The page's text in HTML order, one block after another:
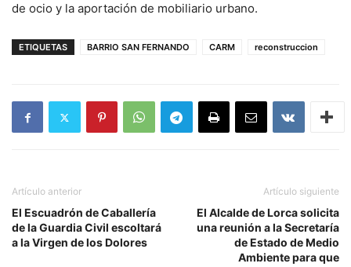
de ocio y la aportación de mobiliario urbano.
ETIQUETAS BARRIO SAN FERNANDO CARM reconstruccion
Artículo anterior
El Escuadrón de Caballería
de la Guardia Civil escoltará
a la Virgen de los Dolores
Artículo siguiente
El Alcalde de Lorca solicita
una reunión a la Secretaría
de Estado de Medio
Ambiente para que